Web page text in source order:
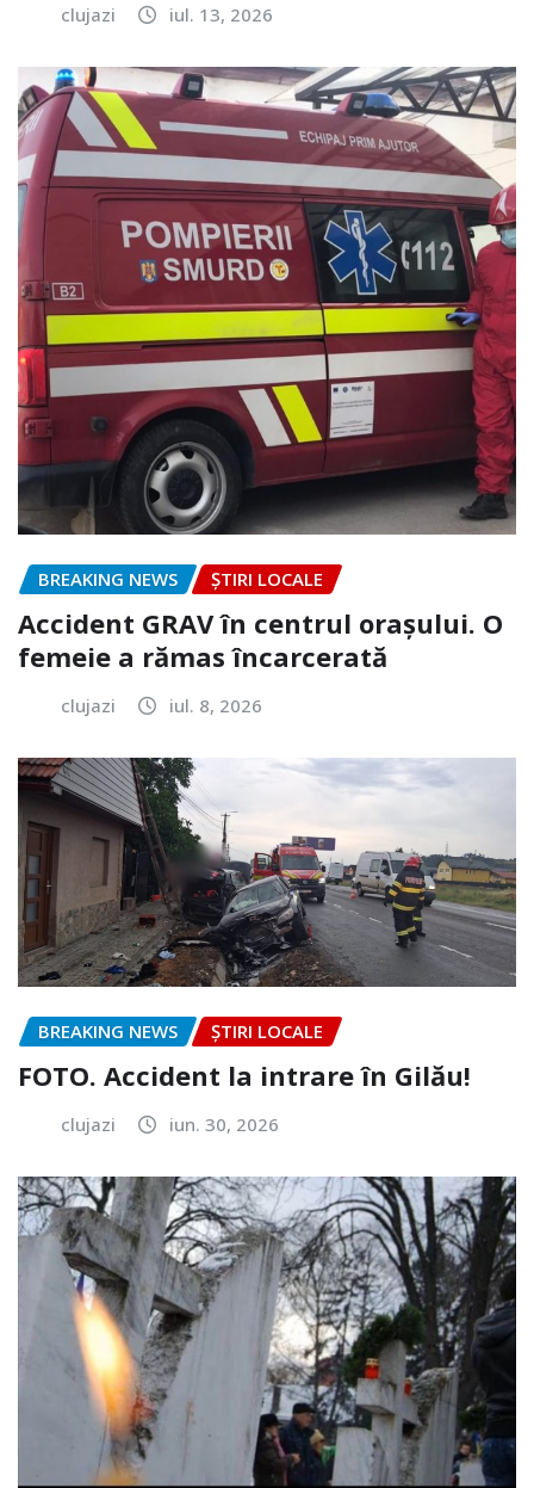
clujazi iul. 13, 2026
BREAKING NEWS ȘTIRI LOCALE
Accident GRAV în centrul orașului. O
femeie a rămas încarcerată
clujazi iul. 8, 2026
BREAKING NEWS ȘTIRI LOCALE
FOTO. Accident la intrare în Gilău!
clujazi iun. 30, 2026